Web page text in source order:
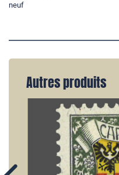
neuf
Autres produits